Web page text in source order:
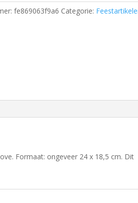
fe869063f9a6 Categorie:
Formaat: ongeveer 24 x 18,5 cm. Dit